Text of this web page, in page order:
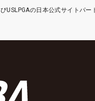
の日本公式サイトパー